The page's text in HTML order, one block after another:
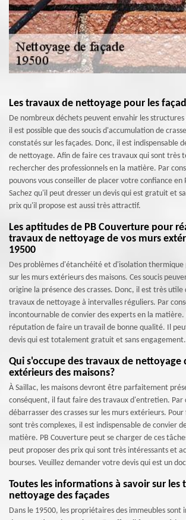
Les travaux de nettoyage pour les
De nombreux déchets peuvent envahir les
il est possible que des soucis d'accumulation de
constatés sur les façades. Donc, il est indispensable
de nettoyage. Afin de faire ces travaux qui sont très
rechercher des professionnels en la matière. Par
pouvons vous conseiller de placer votre confiance en
Sachez qu'il peut dresser un devis qui est gratuit et
prix qu'il propose est aussi très attractif.
Les aptitudes de PB Couverture pour
travaux de nettoyage de vos murs
19500
Des problèmes d'étanchéité et d'isolation thermique
sur les murs extérieurs des maisons. Ces soucis
origine la présence des crasses. Donc, il est très utile
travaux de nettoyage à intervalles réguliers. Par
incontournable de convier des experts en la matière.
réputation de faire un travail de bonne qualité. Il
devis qui est totalement gratuit et sans engagement.
Qui s'occupe des travaux de nettoyage
extérieurs des maisons?
À Saillac, les maisons devront être parfaitement
conséquent, il faut faire des travaux d'entretien. Par
débarrasser des crasses sur les murs extérieurs.
sont très complexes, il est indispensable de convier
matière. PB Couverture peut se charger de ces
peut proposer des prix qui sont très intéressants et
bourses. Veuillez demander votre devis qui est un
Toutes les informations à savoir sur les
nettoyage des façades
Dans le 19500, les propriétaires des immeubles sont